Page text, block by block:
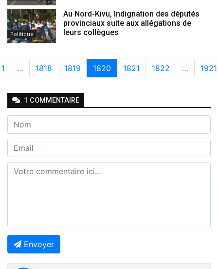
Politique
Au Nord-Kivu, Indignation des députés
provinciaux suite aux allégations de
leurs collègues
1 … 1818 1819 1820 1821 1822 … 1921
1 COMMENTAIRE
Envoyer